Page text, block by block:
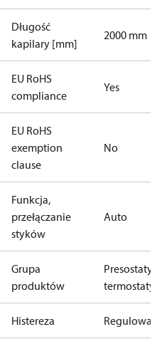
Długość
kapilary [mm]
2000 mm
EU RoHS
compliance
Yes
EU RoHS
exemption
clause
No
Funkcja,
przełączanie
styków
Auto
Grupa
produktów
Presostaty i
termostaty
Histereza Regulowana